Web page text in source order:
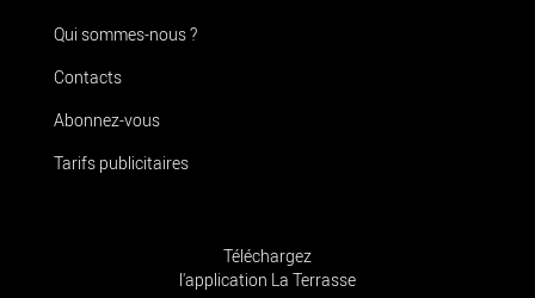
Qui sommes-nous ?
Contacts
Abonnez-vous
Tarifs publicitaires
Téléchargez
l'application La Terrasse